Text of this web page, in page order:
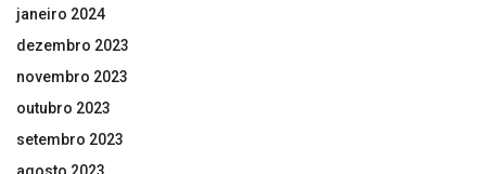
janeiro 2024
dezembro 2023
novembro 2023
outubro 2023
setembro 2023
agosto 2023